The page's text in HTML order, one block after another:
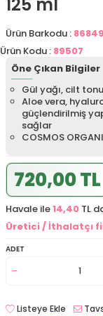
125 ml
Ürün Barkodu :
Ürün Kodu : 89507
Öne Çıkan Bilgiler
Gül yağı, cilt
Aloe vera,
güçlendirilmiş
sağlar
COSMOS
720,00 TL
Havale ile14,40 TL
Üretici / İthalatçı
ADET
Listeye Ekle